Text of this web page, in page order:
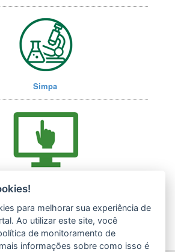
Simpa
para melhorar sua experiência de
Ao utilizar este site, você
de monitoramento de
informações sobre como isso é